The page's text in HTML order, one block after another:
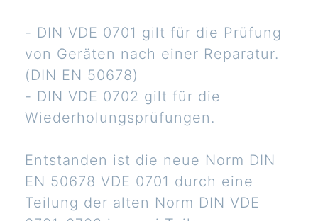
- DIN VDE 0701 gilt für die Prüfung
von Geräten nach einer Reparatur.
(DIN EN 50678)
- DIN VDE 0702 gilt für die
Wiederholungsprüfungen.
Entstanden ist die neue Norm DIN
EN 50678 VDE 0701 durch eine
Teilung der alten Norm DIN VDE